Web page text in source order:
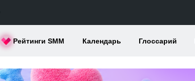
Рейтинги SMM Календарь Глоссарий